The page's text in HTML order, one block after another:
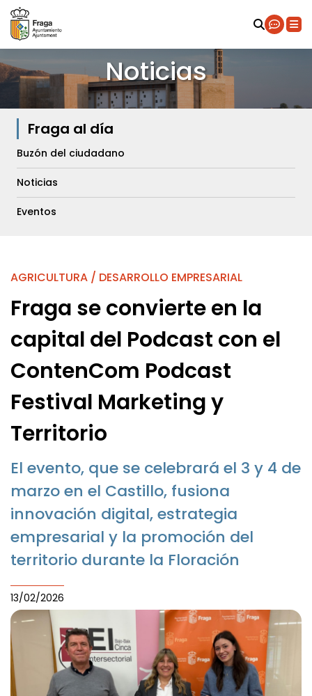
Noticias
Fraga al día
Buzón del ciudadano
Noticias
Eventos
AGRICULTURA DESARROLLO EMPRESARIAL
Fraga se convierte en la
capital del Podcast con el
ContenCom Podcast
Festival Marketing y
Territorio
13/02/2026
El evento, que se celebrará el 3 y 4 de
marzo en el Castillo, fusiona
innovación digital, estrategia
empresarial y la promoción del
territorio durante la Floración